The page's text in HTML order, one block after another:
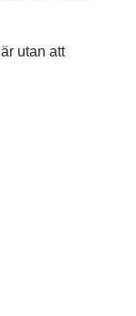
utan att